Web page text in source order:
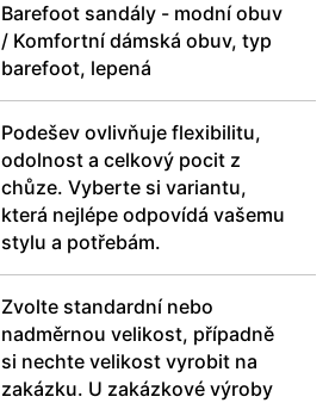
Barefoot sandály - modní obuv
/ Komfortní dámská obuv, typ
barefoot, lepená
Podešev ovlivňuje flexibilitu,
odolnost a celkový pocit z
chůze. Vyberte si variantu,
která nejlépe odpovídá vašemu
stylu a potřebám.
Zvolte standardní nebo
nadměrnou velikost, případně
si nechte velikost vyrobit na
zakázku. U zakázkové výroby